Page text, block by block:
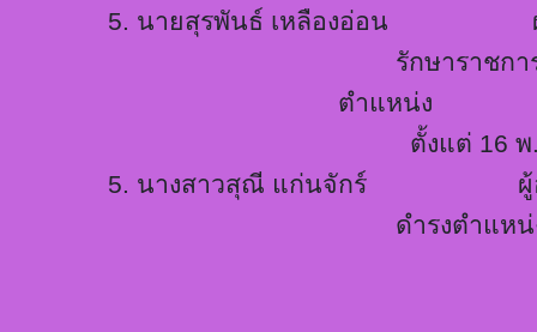
5. นายสุรพันธ์ เหลืองอ่อน ผู้อำ
รักษาราชก
ตำแหน่ง
ตั้งแต่ 16 พ.ค.
5. นางสาวสุณี แก่นจักร์ ผู้อำนว
ดำรงตำแห